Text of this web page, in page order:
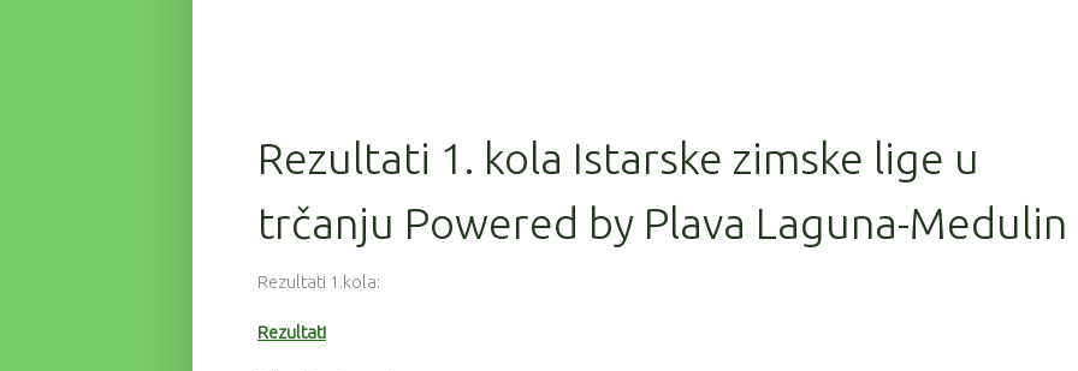
Rezultati 1. kola Istarske zimske lige u
trčanju Powered by Plava Laguna-Medulin
Rezultati 1.kola:
Rezultati